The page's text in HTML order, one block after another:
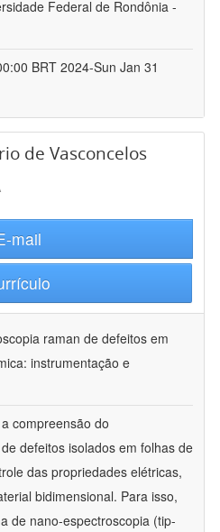
Federal de Rondônia -
BRT 2024-Sun Jan 31
de Vasconcelos
mail
raman de defeitos em
instrumentação e
compreensão do
defeitos isolados em folhas de
das propriedades elétricas,
bidimensional. Para isso,
de nano-espectroscopia (tip-